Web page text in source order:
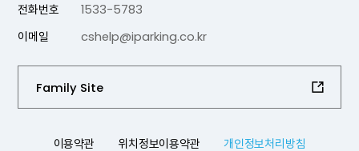
전화번호
1533-5783
이메일
cshelp@iparking.co.kr
Family Site
이용약관 위치정보이용약관 개인정보처리방침